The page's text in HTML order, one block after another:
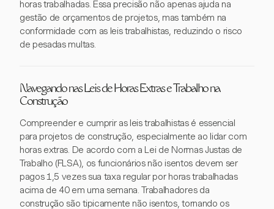
horas trabalhadas. Essa precisão não apenas ajuda na
gestão de orçamentos de projetos, mas também na
conformidade com as leis trabalhistas, reduzindo o risco
de pesadas multas.
Navegando nas Leis de Horas Extras e Trabalho na
Construção
Compreender e cumprir as leis trabalhistas é essencial
para projetos de construção, especialmente ao lidar com
horas extras. De acordo com a Lei de Normas Justas de
Trabalho (FLSA), os funcionários não isentos devem ser
pagos 1,5 vezes sua taxa regular por horas trabalhadas
acima de 40 em uma semana. Trabalhadores da
construção são tipicamente não isentos, tornando os